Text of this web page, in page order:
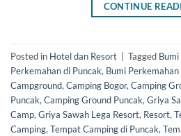
CONTINUE
Posted in Hotel dan Resort Tagged
Perkemahan di Puncak, Bumi Perkemahan
Campground, Camping Bogor, Camping
Puncak, Camping Ground Puncak, Griya
Camp, Griya Sawah Lega Resort, Resort,
Camping, Tempat Camping di Puncak,